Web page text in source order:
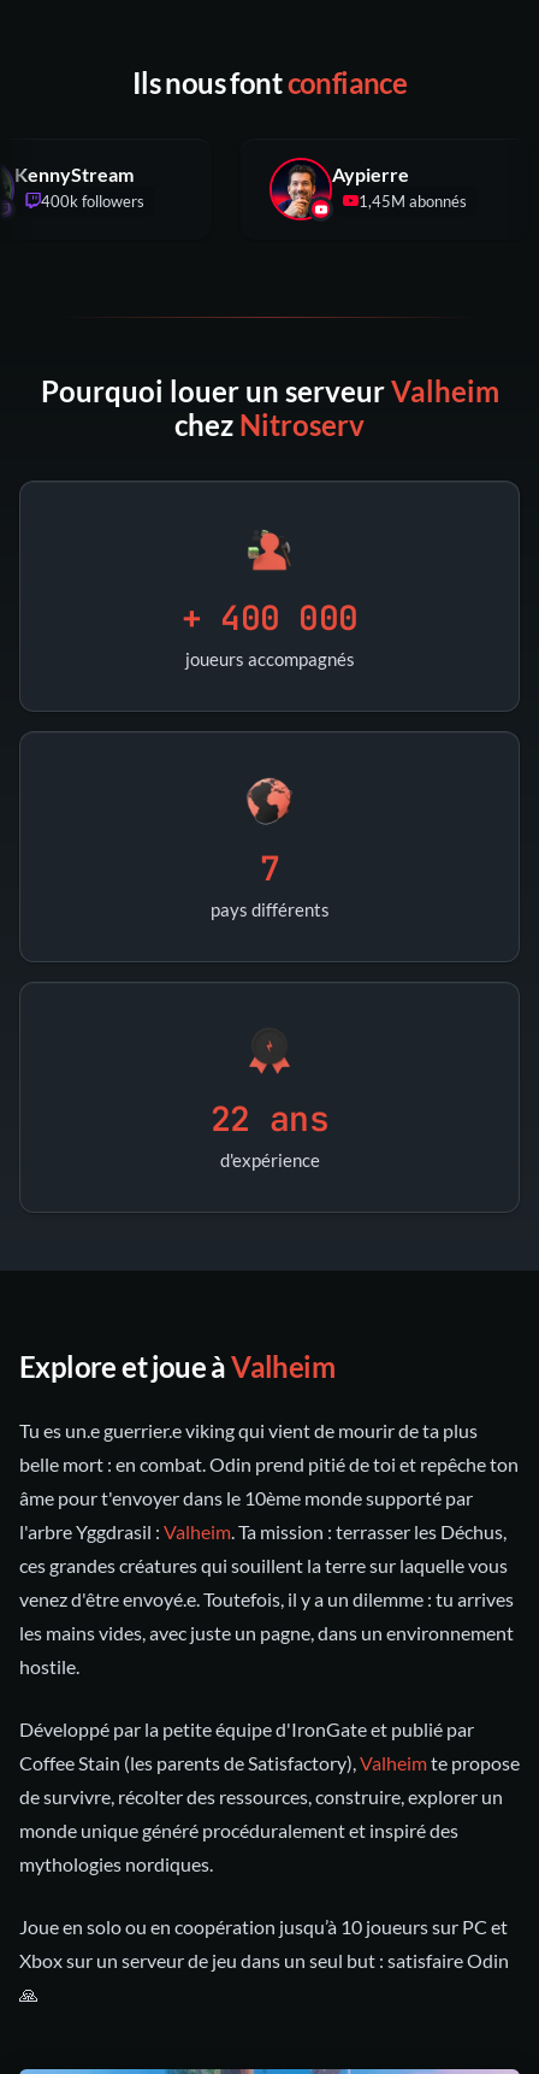
Ils nous fontconfiance
KennyStream
400k followers
Aypierre
1,45M abonnés
Pourquoi louer un serveurValheim
chez Nitroserv
+ 400 000
joueurs accompagnés
7
pays différents
22 ans
d'expérience
Explore et joue àValheim
Tu es un.e guerrier.e viking qui vient de mourir de ta plus
belle mort : en combat. Odin prend pitié de toi et repêche ton
âme pour t'envoyer dans le 10ème monde supporté par
l'arbre Yggdrasil : Valheim. Ta mission : terrasser les Déchus,
ces grandes créatures qui souillent la terre sur laquelle vous
venez d'être envoyé.e. Toutefois, il y a un dilemme : tu arrives
les mains vides, avec juste un pagne, dans un environnement
hostile.
Développé par la petite équipe d'IronGate et publié par
Coffee Stain (les parents de Satisfactory),Valheimte propose
de survivre, récolter des ressources, construire, explorer un
monde unique généré procéduralement et inspiré des
mythologies nordiques.
Joue en solo ou en coopération jusqu’à 10 joueurs sur PC et
Xbox sur un serveur de jeu dans un seul but : satisfaire Odin
🙏